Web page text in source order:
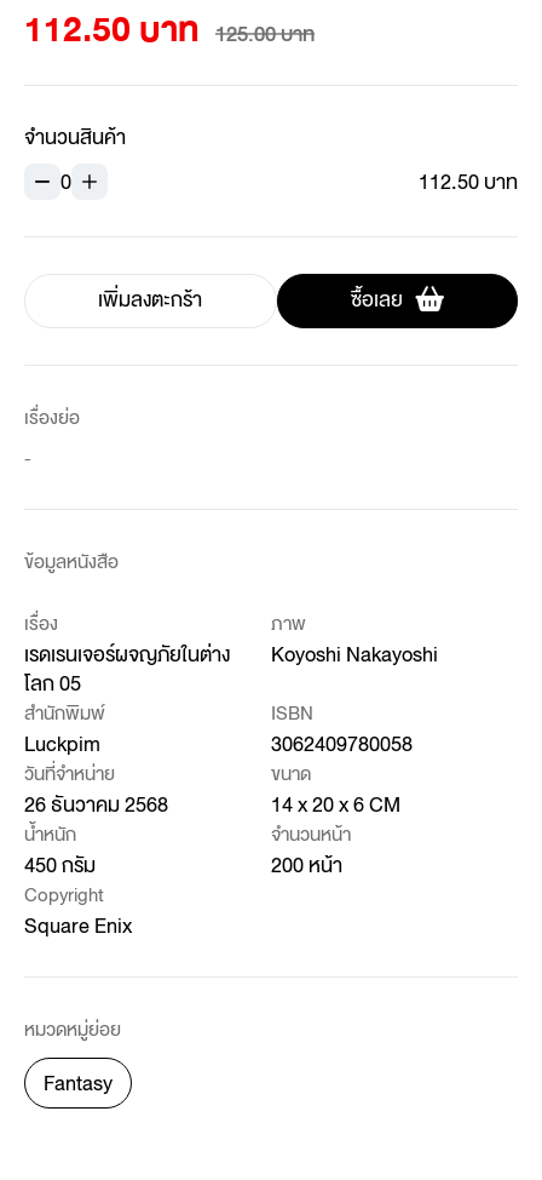
112.50 บาท 125.00 บาท
จำนวนสินค้า
0
112.50 บาท
เพิ่มลงตะกร้า ซื้อเลย
เรื่องย่อ
-
ข้อมูลหนังสือ
เรื่อง
เรดเรนเจอร์ผจญภัยในต่าง
โลก 05
ภาพ
Koyoshi Nakayoshi
สำนักพิมพ์
Luckpim
ISBN
3062409780058
วันที่จำหน่าย
26 ธันวาคม 2568
ขนาด
14 x 20 x 6 CM
น้ำหนัก
450 กรัม
จำนวนหน้า
200 หน้า
Copyright
Square Enix
หมวดหมู่ย่อย
Fantasy